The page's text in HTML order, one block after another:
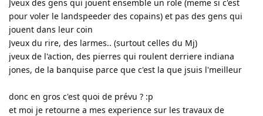
Jveux des gens qui jouent ensemble un role (meme si c'est
pour voler le landspeeder des copains) et pas des gens qui
jouent dans leur coin
Jveux du rire, des larmes.. (surtout celles du Mj)
jveux de l'action, des pierres qui roulent derriere indiana
jones, de la banquise parce que c'est la que jsuis l'meilleur
donc en gros c'est quoi de prévu ? :p
et moi je retourne a mes experience sur les travaux de